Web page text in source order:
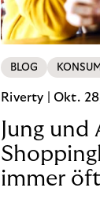
BLOG KONSUM
Riverty | Okt.
Jung und
immer